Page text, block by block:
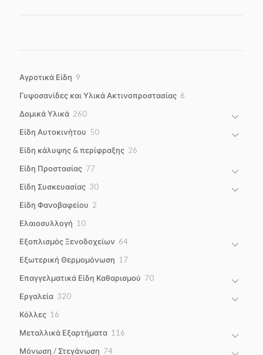
Αγροτικά Είδη 9
Γυψοσανίδες και Υλικά Ακτινοπροστασίας 6
Δομικά Υλικά 260260
Είδη Αυτοκινήτου 5050
Είδη κάλυψης & περίφραξης 26
Είδη Προστασίας 7777
Είδη Συσκευασίας 3030
Είδη Φανοβαφείου 2
Ελαιοσυλλογή 1010
Εξοπλισμός Ξενοδοχείων 6464
Εξωτερική Θερμομόνωση 1717
Επαγγελματικά Είδη Καθαρισμού 7070
Εργαλεία 320320
Κόλλες 16
Μεταλλικά Εξαρτήματα 116
Μόνωση / Στεγάνωση 7474